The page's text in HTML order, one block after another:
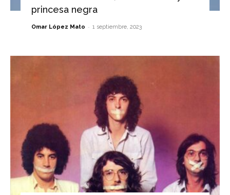
princesa negra
Omar López Mato - 1 septiembre, 2023